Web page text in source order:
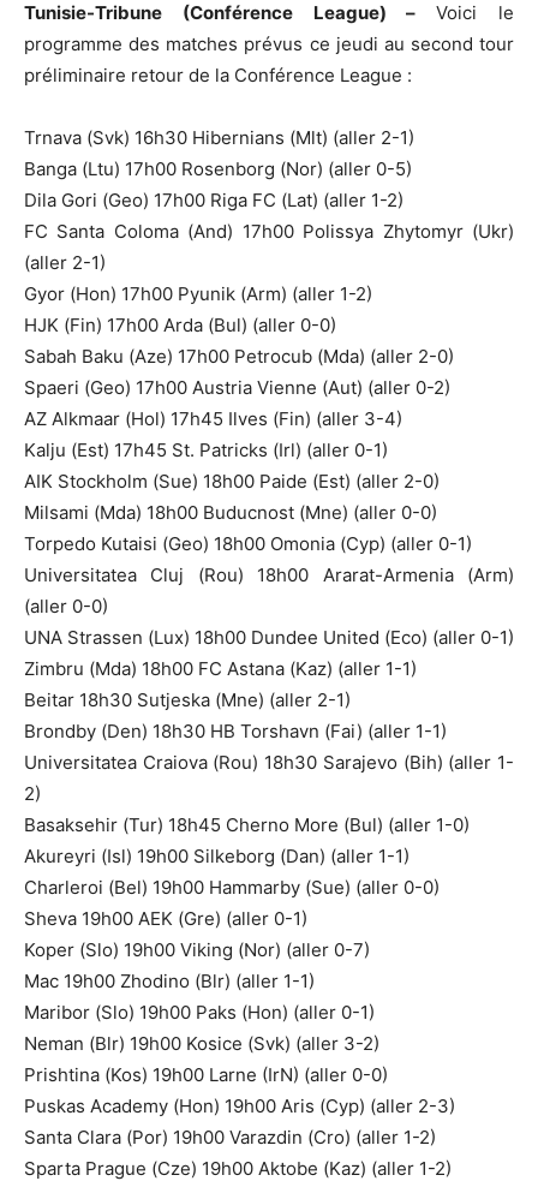
Tunisie-Tribune (Conférence League) –Voici le
programme des matches prévus ce jeudi au second tour
préliminaire retour de la Conférence League :
Trnava (Svk) 16h30 Hibernians (Mlt) (aller 2-1)
Banga (Ltu) 17h00 Rosenborg (Nor) (aller 0-5)
Dila Gori (Geo) 17h00 Riga FC (Lat) (aller 1-2)
FC Santa Coloma (And) 17h00 Polissya Zhytomyr (Ukr)
(aller 2-1)
Gyor (Hon) 17h00 Pyunik (Arm) (aller 1-2)
HJK (Fin) 17h00 Arda (Bul) (aller 0-0)
Sabah Baku (Aze) 17h00 Petrocub (Mda) (aller 2-0)
Spaeri (Geo) 17h00 Austria Vienne (Aut) (aller 0-2)
AZ Alkmaar (Hol) 17h45 Ilves (Fin) (aller 3-4)
Kalju (Est) 17h45 St. Patricks (Irl) (aller 0-1)
AIK Stockholm (Sue) 18h00 Paide (Est) (aller 2-0)
Milsami (Mda) 18h00 Buducnost (Mne) (aller 0-0)
Torpedo Kutaisi (Geo) 18h00 Omonia (Cyp) (aller 0-1)
Universitatea Cluj (Rou) 18h00 Ararat-Armenia (Arm)
(aller 0-0)
UNA Strassen (Lux) 18h00 Dundee United (Eco) (aller 0-1)
Zimbru (Mda) 18h00 FC Astana (Kaz) (aller 1-1)
Beitar 18h30 Sutjeska (Mne) (aller 2-1)
Brondby (Den) 18h30 HB Torshavn (Fai) (aller 1-1)
Universitatea Craiova (Rou) 18h30 Sarajevo (Bih) (aller 1-
2)
Basaksehir (Tur) 18h45 Cherno More (Bul) (aller 1-0)
Akureyri (Isl) 19h00 Silkeborg (Dan) (aller 1-1)
Charleroi (Bel) 19h00 Hammarby (Sue) (aller 0-0)
Sheva 19h00 AEK (Gre) (aller 0-1)
Koper (Slo) 19h00 Viking (Nor) (aller 0-7)
Mac 19h00 Zhodino (Blr) (aller 1-1)
Maribor (Slo) 19h00 Paks (Hon) (aller 0-1)
Neman (Blr) 19h00 Kosice (Svk) (aller 3-2)
Prishtina (Kos) 19h00 Larne (IrN) (aller 0-0)
Puskas Academy (Hon) 19h00 Aris (Cyp) (aller 2-3)
Santa Clara (Por) 19h00 Varazdin (Cro) (aller 1-2)
Sparta Prague (Cze) 19h00 Aktobe (Kaz) (aller 1-2)